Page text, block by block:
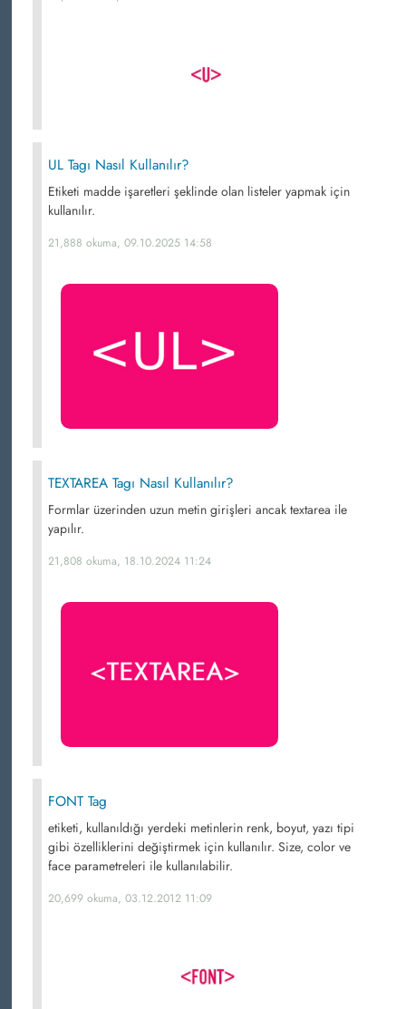
UL Tagı Nasıl Kullanılır?
Etiketi madde işaretleri şeklinde olan listeler yapmak için
kullanılır.
21,888 okuma, 09.10.2025 14:58
TEXTAREA Tagı Nasıl Kullanılır?
Formlar üzerinden uzun metin girişleri ancak textarea ile
yapılır.
21,808 okuma, 18.10.2024 11:24
FONT Tag
etiketi, kullanıldığı yerdeki metinlerin renk, boyut, yazı tipi
gibi özelliklerini değiştirmek için kullanılır. Size, color ve
face parametreleri ile kullanılabilir.
20,699 okuma, 03.12.2012 11:09